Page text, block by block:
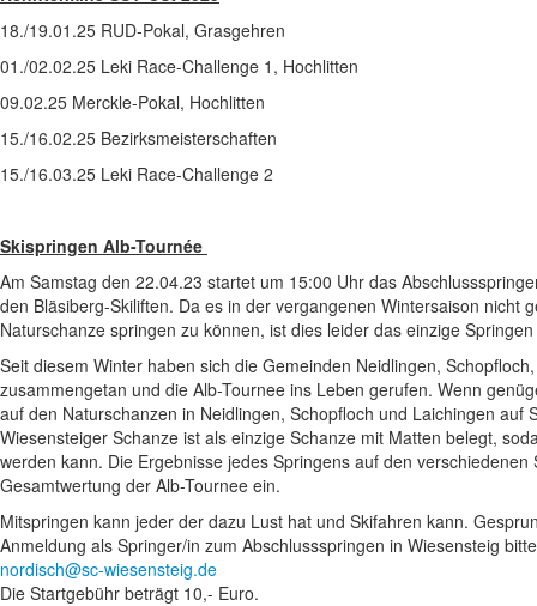
18./19.01.25 RUD-Pokal, Grasgehren
01./02.02.25 Leki Race-Challenge 1, Hochlitten
09.02.25 Merckle-Pokal, Hochlitten
15./16.02.25 Bezirksmeisterschaften
15./16.03.25 Leki Race-Challenge 2
Skispringen Alb-Tournée
Am Samstag den 22.04.23 startet um 15:00 Uhr das
den Bläsiberg-Skiliften. Da es in der vergangenen Wintersaison nicht
Naturschanze springen zu können, ist dies leider das einzige
Seit diesem Winter haben sich die Gemeinden Neidlingen,
zusammengetan und die Alb-Tournee ins Leben gerufen. Wenn
auf den Naturschanzen in Neidlingen, Schopfloch und Laichingen auf
Wiesensteiger Schanze ist als einzige Schanze mit Matten belegt,
werden kann. Die Ergebnisse jedes Springens auf den
Gesamtwertung der Alb-Tournee ein.
Mitspringen kann jeder der dazu Lust hat und Skifahren kann.
Anmeldung als Springer/in zum Abschlussspringen in Wiesensteig
nordisch@sc-wiesensteig.de
Die Startgebühr beträgt 10,- Euro.